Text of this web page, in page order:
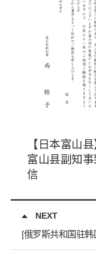
【日本富山县
富山县副知
信
NEXT